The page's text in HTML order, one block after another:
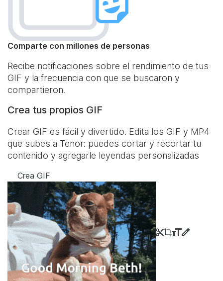
Comparte con millones de personas
Recibe notificaciones sobre el rendimiento de tus
GIF y la frecuencia con que se buscaron y
compartieron.
Crea tus propios GIF
Crear GIF es fácil y divertido. Edita los GIF y MP4
que subes a Tenor: puedes cortar y recortar tu
contenido y agregarle leyendas personalizadas
Crea GIF